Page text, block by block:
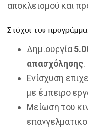
αποκλεισμού και
Στόχοι του
Δημιουργία
απασχόλησης.
Ενίσχυση
με έμπειρο
Μείωση του